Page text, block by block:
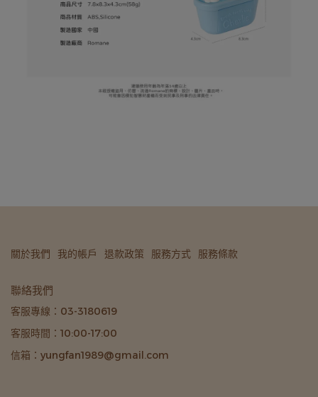
關於我們 我的帳戶 退款政策 服務方式 服務條款
聯絡我們
客服專線：03-3180619
客服時間：10:00-17:00
信箱：yungfan1989@gmail.com